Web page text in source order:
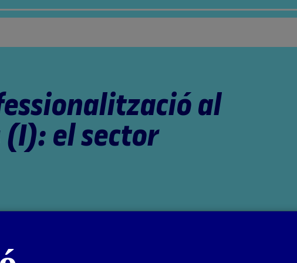
al
(I): el sector
han estat coordinats per la professora: Aida Sánchez de Serdio Martín